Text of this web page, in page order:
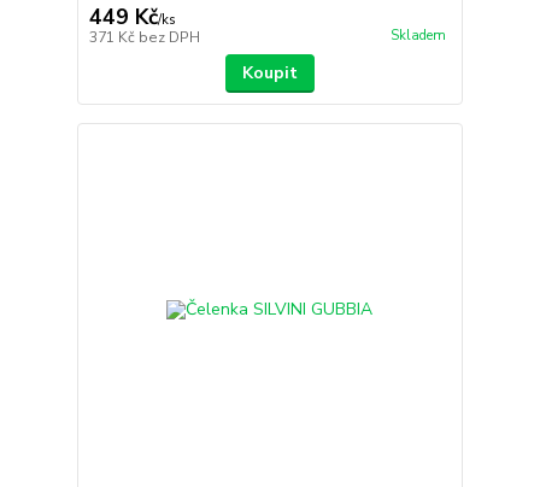
449 Kč/ks
371 Kč bez DPH Skladem
Koupit